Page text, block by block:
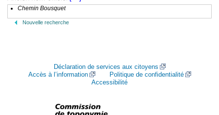
Chemin Bousquet
Nouvelle recherche
Déclaration de services aux citoyens
Accès à l’information
Politique de confidentialité
Accessibilité